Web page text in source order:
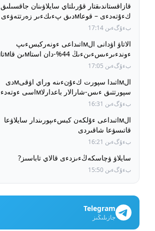
قازاقستاندىقتار قۇرىلتاي سايلاۋىنان جاقسىلىق
كءۇتەدءى – قوعاмدىق پءىكءىر زەرتتەۋءى
بءۇگءىن 17:14
الاتاۋ اۋدانى الмاتىداعى ءونەركبسءىپ
ەتءىپ وتىر
بءۇگءىن 17:05
الмاتىدا سپورت كءۇنءىنە وراي اۋقىмدى
سپورتتىق ءىس-شارالار باعدارلاмاسى ءوتەدءى
بءۇگءىن 16:31
الмاتىداعى ءۇلكەن كبسءىپورىندار سايلاۋعا
قاتىسۋعا شاقىردى
بءۇگءىن 16:21
سايلاۋ ۋچاسكەڭءىزدءى قالاي تاباسىز?
بءۇگءىن 15:50
Telegram
جازىلىڭىز